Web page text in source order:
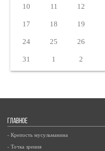
10 11 12
17 18 19
24 25 26
31 1 2
ГЛАВНОЕ
- Крепость мусульманина
- Точка зрения